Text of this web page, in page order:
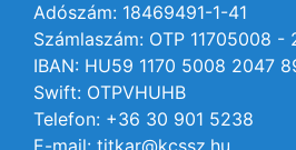
Adószám: 18469491-1-41
Számlaszám: OTP 11705008
IBAN: HU59 1170 5008 2047
Swift: OTPVHUHB
Telefon: +36 30 901 5238
E-mail: titkar@kcssz.hu